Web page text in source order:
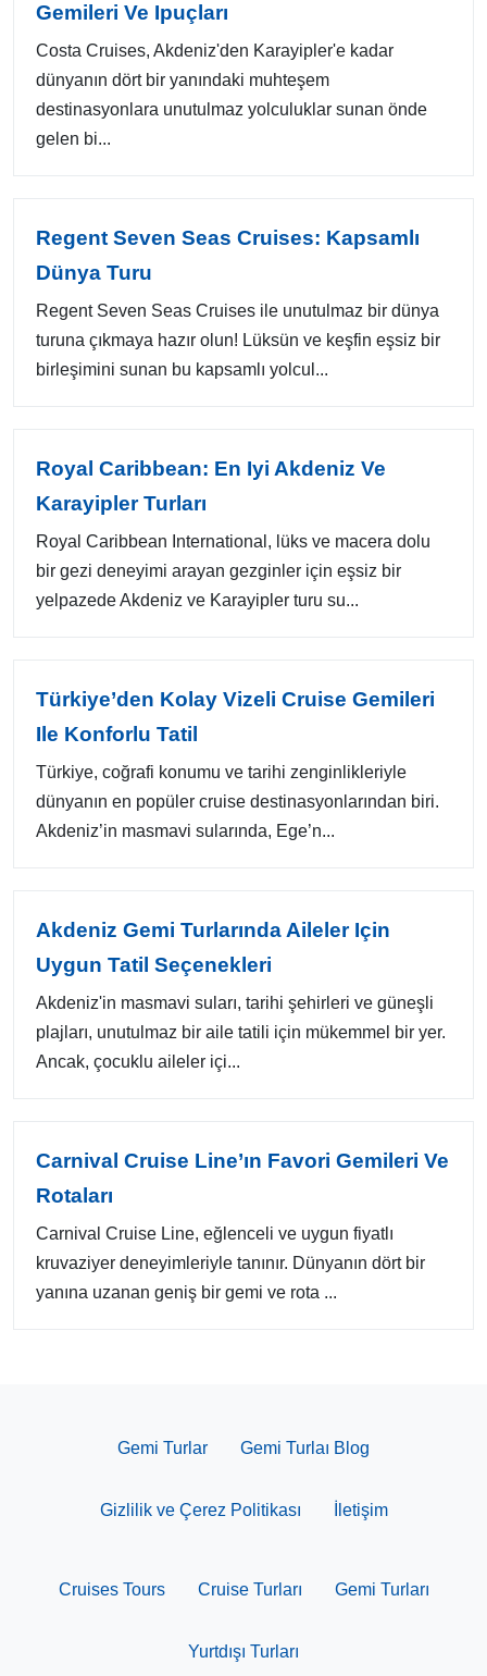
Gemileri Ve Ipuçları
Costa Cruises, Akdeniz'den Karayipler'e kadar
dünyanın dört bir yanındaki muhteşem
destinasyonlara unutulmaz yolculuklar sunan önde
gelen bi...
Regent Seven Seas Cruises: Kapsamlı
Dünya Turu
Regent Seven Seas Cruises ile unutulmaz bir dünya
turuna çıkmaya hazır olun! Lüksün ve keşfin eşsiz bir
birleşimini sunan bu kapsamlı yolcul...
Royal Caribbean: En Iyi Akdeniz Ve
Karayipler Turları
Royal Caribbean International, lüks ve macera dolu
bir gezi deneyimi arayan gezginler için eşsiz bir
yelpazede Akdeniz ve Karayipler turu su...
Türkiye’den Kolay Vizeli Cruise Gemileri
Ile Konforlu Tatil
Türkiye, coğrafi konumu ve tarihi zenginlikleriyle
dünyanın en popüler cruise destinasyonlarından biri.
Akdeniz’in masmavi sularında, Ege’n...
Akdeniz Gemi Turlarında Aileler Için
Uygun Tatil Seçenekleri
Akdeniz'in masmavi suları, tarihi şehirleri ve güneşli
plajları, unutulmaz bir aile tatili için mükemmel bir yer.
Ancak, çocuklu aileler içi...
Carnival Cruise Line’ın Favori Gemileri Ve
Rotaları
Carnival Cruise Line, eğlenceli ve uygun fiyatlı
kruvaziyer deneyimleriyle tanınır. Dünyanın dört bir
yanına uzanan geniş bir gemi ve rota ...
Gemi Turlar Gemi Turlaı Blog
Gizlilik ve Çerez Politikası İletişim
Cruises Tours Cruise Turları Gemi Turları
Yurtdışı Turları